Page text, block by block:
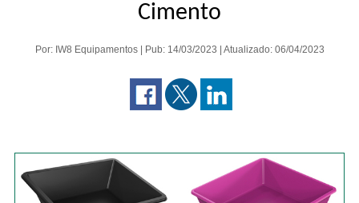
Cimento
Por: IW8 Equipamentos | Pub: 14/03/2023 | Atualizado: 06/04/2023